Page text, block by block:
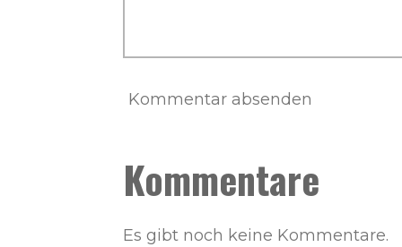
Kommentar absenden
Kommentare
Es gibt noch keine Kommentare.